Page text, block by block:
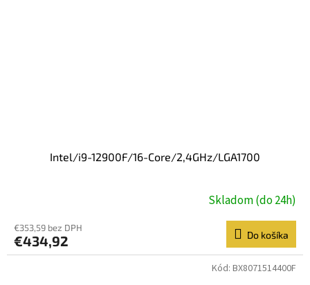
Intel/i9-12900F/16-Core/2,4GHz/LGA1700
Skladom (do 24h)
€353,59 bez DPH
€434,92 Do košíka
Kód: BX8071514400F